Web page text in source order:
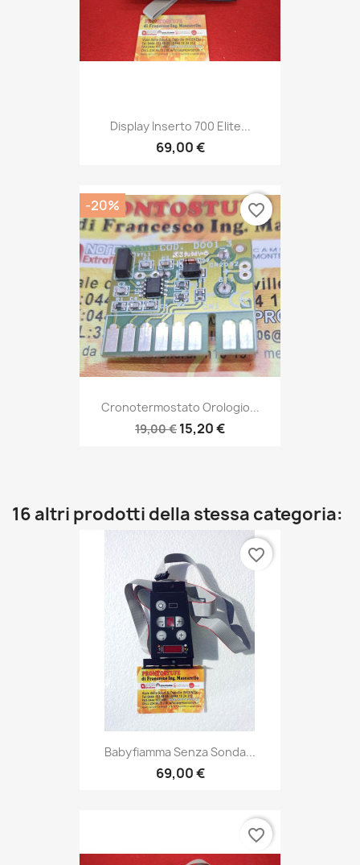
Display Inserto 700 Elite...
69,00 €
Cronotermostato Orologio...
19,00 € 15,20 €
-20% favorite_border
16 altri prodotti della stessa categoria:
Babyfiamma Senza Sonda...
69,00 €
favorite_border
favorite_border